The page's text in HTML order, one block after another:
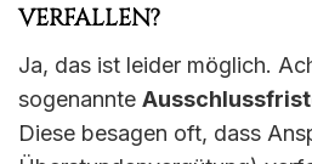
VERFALLEN?
Ja, das ist leider möglich.
sogenannte
Diese besagen oft, dass